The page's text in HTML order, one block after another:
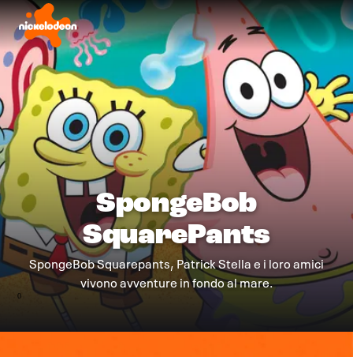
SpongeBob
SquarePants
SpongeBob Squarepants, Patrick Stella e i loro amici
vivono avventure in fondo al mare.
0